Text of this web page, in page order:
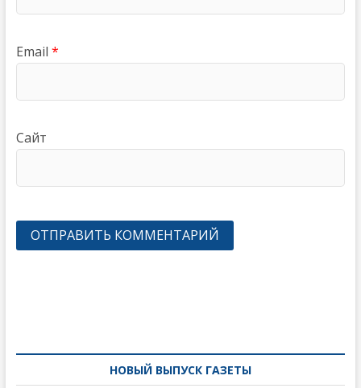
Email *
Сайт
НОВЫЙ ВЫПУСК ГАЗЕТЫ